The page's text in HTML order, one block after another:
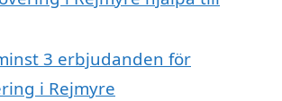
3 erbjudanden för
i Rejmyre